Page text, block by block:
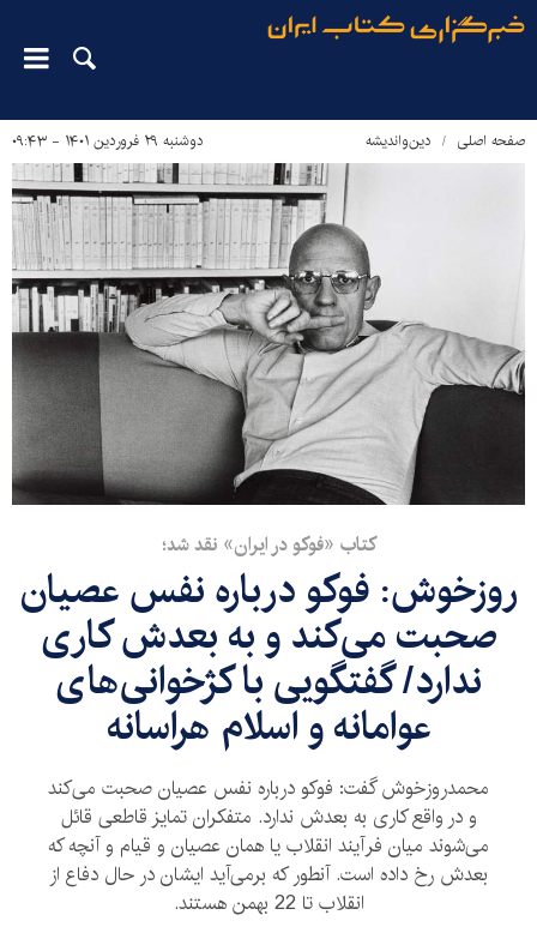
صفحه اصلی دین‌واندیشه دوشنبه ۲۹ فروردین ۱۴۰۱ - ۰۹:۴۳
کتاب «فوکو در ایران» نقد شد؛
روزخوش: فوکو درباره نفس عصیان
صحبت می‌کند و به بعدش کاری
ندارد/ گفتگویی با کژخوانی‌های
عوامانه و اسلام هراسانه
محمدروزخوش گفت: فوکو درباره نفس عصیان صحبت می‌کند
و در واقع کاری به بعدش ندارد. متفکران تمایز قاطعی قائل
می‌شوند میان فرآیند انقلاب یا همان عصیان و قیام و آنچه که
بعدش رخ داده است. آنطور که برمی‌آید ایشان در حال دفاع از
انقلاب تا 22 بهمن هستند.